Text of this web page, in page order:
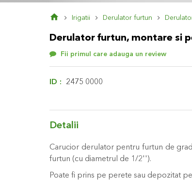
Irigatii Derulator furtun
Derulator furtun, montare si
Fii primul care adauga un review
ID 2475 0000
Detalii
Carucior derulator pentru furtun de
furtun (cu diametrul de 1/2'').
Poate fi prins pe perete sau depozitat